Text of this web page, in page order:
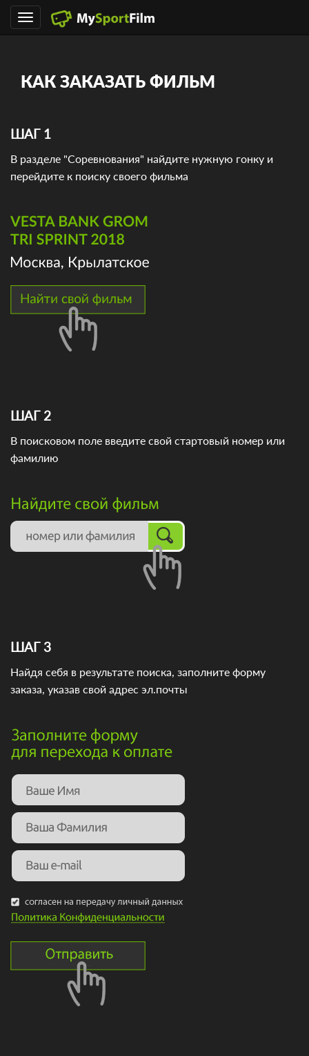
Toggle
navigation
КАК ЗАКАЗАТЬ ФИЛЬМ
ШАГ 1
В разделе "Соревнования" найдите нужную гонку и
перейдите к поиску своего фильма
ШАГ 2
В поисковом поле введите свой стартовый номер или
фамилию
ШАГ 3
Найдя себя в результате поиска, заполните форму
заказа, указав свой адрес эл.почты